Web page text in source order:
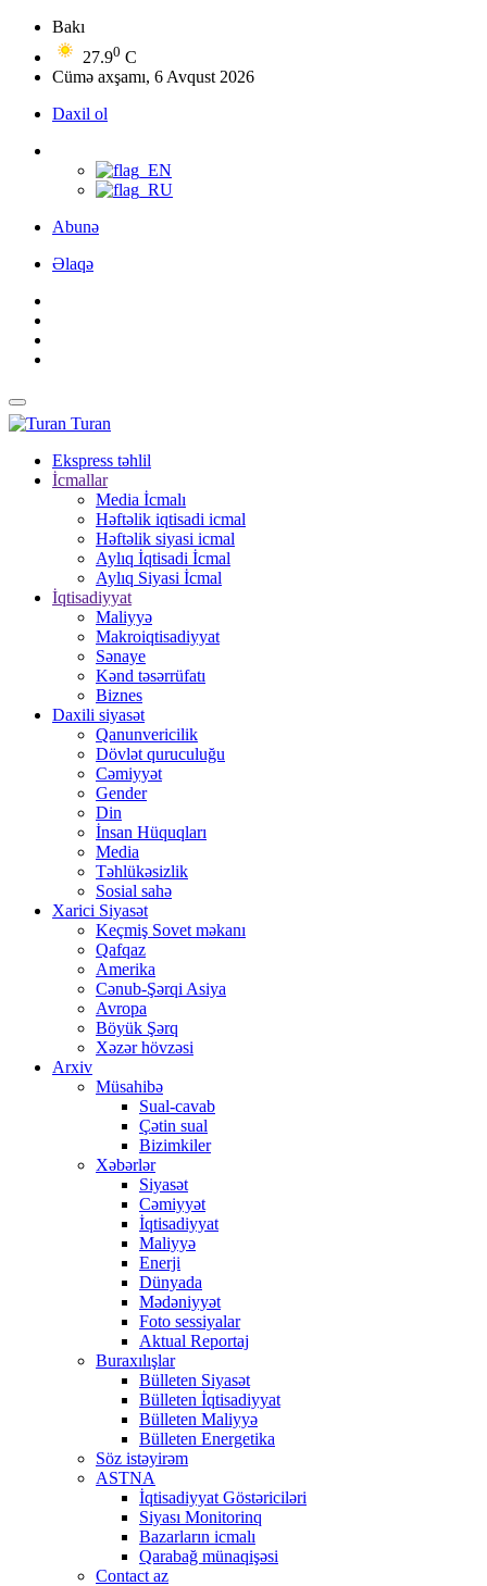
Bakı
27.90 C
Cümə axşamı, 6 Avqust 2026
Daxil ol
Abunə
Əlaqə
Turan
Ekspress təhlil
İcmallar
Media İcmalı
Həftəlik iqtisadi icmal
Həftəlik siyasi icmal
Aylıq İqtisadi İcmal
Aylıq Siyasi İcmal
İqtisadiyyat
Maliyyə
Makroiqtisadiyyat
Sənaye
Kənd təsərrüfatı
Biznes
Daxili siyasət
Qanunvericilik
Dövlət quruculuğu
Cəmiyyət
Gender
Din
İnsan Hüquqları
Media
Təhlükəsizlik
Sosial sahə
Xarici Siyasət
Keçmiş Sovet məkanı
Qafqaz
Amerika
Cənub-Şərqi Asiya
Avropa
Böyük Şərq
Xəzər hövzəsi
Arxiv
Müsahibə
Sual-cavab
Çətin sual
Bizimkiler
Xəbərlər
Siyasət
Cəmiyyət
İqtisadiyyat
Maliyyə
Enerji
Dünyada
Mədəniyyət
Foto sessiyalar
Aktual Reportaj
Buraxılışlar
Bülleten Siyasət
Bülleten İqtisadiyyat
Bülleten Maliyyə
Bülleten Energetika
Söz istəyirəm
ASTNA
İqtisadiyyat Göstəriciləri
Siyası Monitorinq
Bazarların icmalı
Qarabağ münaqişəsi
Contact az